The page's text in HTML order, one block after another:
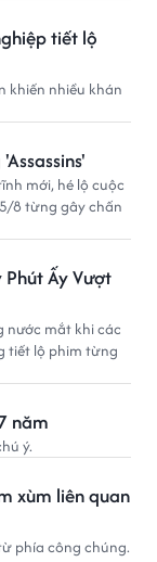
tiết lộ
khiến nhiều khán
mới, hé lộ cuộc
8 từng gây chấn
Phút Ấy Vượt
nước mắt khi các
tiết lộ phim từng
năm
ý.
xùm liên quan
phía công chúng.